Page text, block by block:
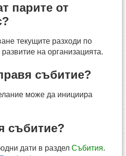
парите от
текущите разходи по
на организацията.
събитие?
може да инициира
събитие?
дати в раздел Събития.